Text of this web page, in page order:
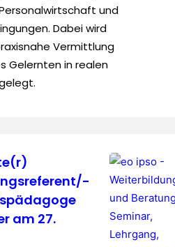
und
Dabei wird
Vermittlung
Gelernten in realen
am 27.